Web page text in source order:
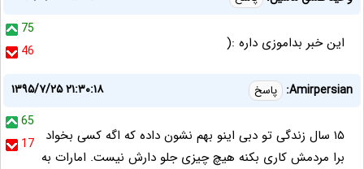
75
46
این خبر بداموزی داره :(
Amirpersian: پاسخ
۱۳۹۵/۷/۲۵ ۲۱:۳۰:۱۸
65
17
۱۵ سال زندگی تو دبی اینو بهم نشون داده که اگه کسی بخواد
برا مردمش کاری بکنه هیچ چیزی جلو دارش نیست. امارات به